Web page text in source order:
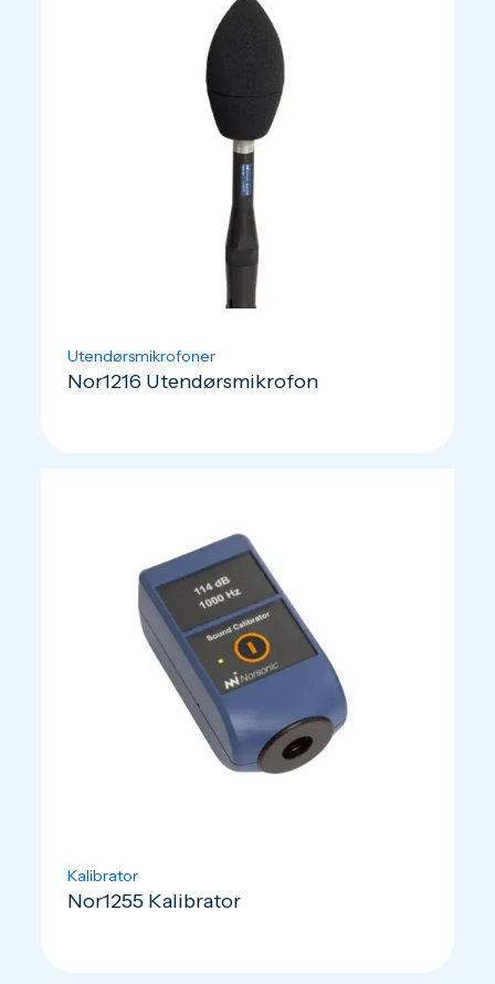
Utendørsmikrofoner
Nor1216 Utendørsmikrofon
Kalibrator
Nor1255 Kalibrator